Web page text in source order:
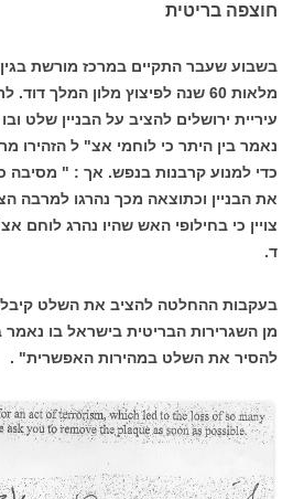
חוצפה בריטית
בשבוע שעבר התקיים במרכז מורשת בגין
מלאות 60 שנה לפיצוץ מלון המלך
עיריית ירושלים להציב על הבניין שלט
נאמר בין היתר כי לוחמי אצ" ל הזהירו
כדי למנוע קרבנות בנפש. אך : " מסיבה
צויין כי בחילופי האש שהיו נהרג לוחם
ד.
בעקבות ההחלטה להציב את השלט
מן השגרירות הבריטית בישראל בו נאמר
להסיר את השלט במהירות האפשרית" .